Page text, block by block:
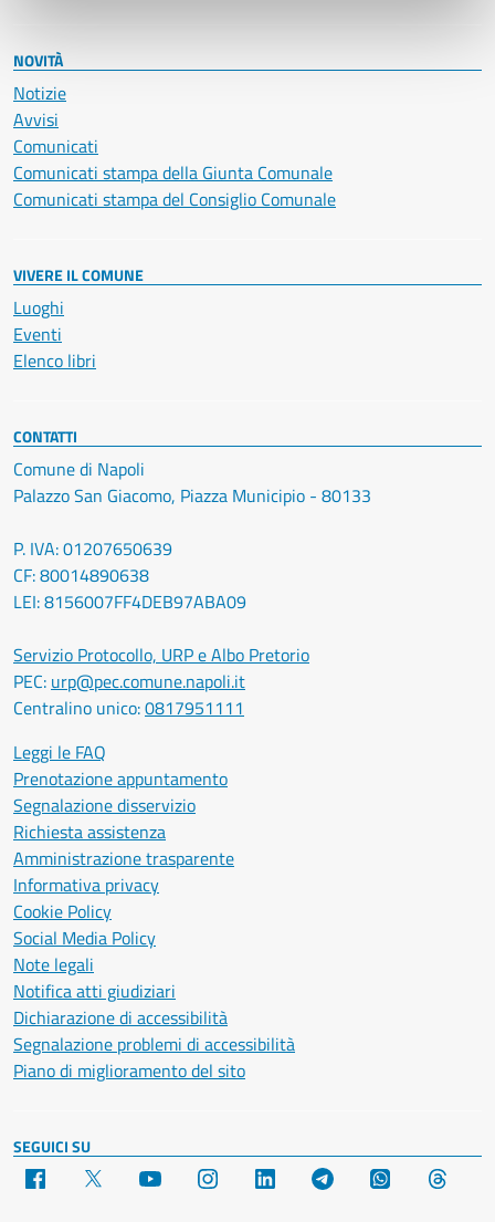
NOVITÀ
Notizie
Avvisi
Comunicati
Comunicati stampa della Giunta Comunale
Comunicati stampa del Consiglio Comunale
VIVERE IL COMUNE
Luoghi
Eventi
Elenco libri
CONTATTI
Comune di Napoli
Palazzo San Giacomo, Piazza Municipio - 80133
P. IVA: 01207650639
CF: 80014890638
LEI: 8156007FF4DEB97ABA09
Servizio Protocollo, URP e Albo Pretorio
PEC: urp@pec.comune.napoli.it
Centralino unico:0817951111
Leggi le FAQ
Prenotazione appuntamento
Segnalazione disservizio
Richiesta assistenza
Amministrazione trasparente
Informativa privacy
Cookie Policy
Social Media Policy
Note legali
Notifica atti giudiziari
Dichiarazione di accessibilità
Segnalazione problemi di accessibilità
Piano di miglioramento del sito
SEGUICI SU
Facebook YouTube Instagram LinkedIn Telegram WhatsApp